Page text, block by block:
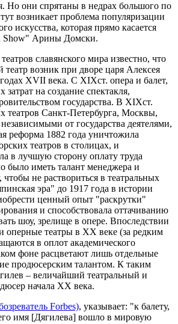
Но они спрятаны в недрах большого по
возникает проблема популяризации
искусства, которая прямо касается
Show" Арины Домски.
славянского мира известно, что
возник при дворе царя Алексея
XVII века. С XIXст. опера и балет,
на создание спектакля,
государства. В XIXст.
театров Санкт-Петербурга, Москвы,
от государства деятелями,
реформа 1882 года уничтожила
театров в столицах, и
в лучшую сторону оплату труда
было иметь талант менеджера и
не раствориться в театральных
эра" до 1917 года в истории
ценный опыт "раскрутки"
и способствовала оттачиванию
шоу, зрелище в опере. Впоследствии
оперные театры в ХХ веке (за редким
в оплот академического
фоне расцветают лишь отдельные
продюсерским талантом. К таким
– величайший театральный и
начала ХХ века.
Forbes), указывает: "к балету,
имя [Дягилева] вошло в мировую